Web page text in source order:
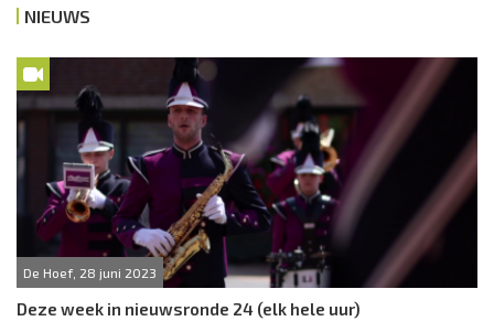
Tussen Twaalf en Twee
Vorig uur
Volgend uur
Inklappen
NIEUWS
De Hoef, 28 juni 2023
Deze week in nieuwsronde 24 (elk hele uur)